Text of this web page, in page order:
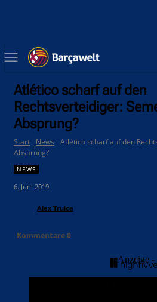
Atlético scharf auf den
Rechtsverteidiger:
Absprung?
Start News
Atlético scharf auf den
Absprung?
NEWS
6. Juni 2019
Alex Truica
Kommentare0
- Anzeige -